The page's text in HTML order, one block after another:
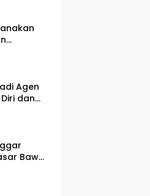
Guna
Agen
dan
Bawah